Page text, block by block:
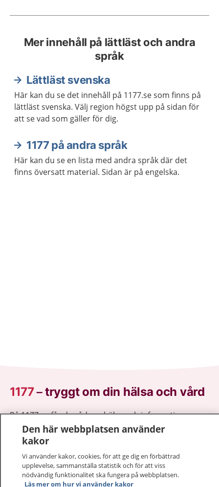
Mer innehåll på lättläst och andra
språk
Lättläst svenska
Här kan du se det innehåll på 1177.se som finns på
lättläst svenska. Välj region högst upp på sidan för
att se vad som gäller för dig.
1177 på andra språk
Här kan du se en lista med andra språk där det
finns översatt material. Sidan är på engelska.
1177–tryggt om din hälsa och vård
På 1177.se får du råd om hälsa och information om
sjukdomar och vilka mottagningar du kan kontakta.
Logga in för att läsa din journal och göra dina
sjukvårdsrådgivning dygnet runt.
1177 ger dig råd när du vill må bättre.
Den här webbplatsen använder
kakor
Vi använder kakor, cookies, för att ge dig en förbättrad
upplevelse, sammanställa statistik och för att viss
nödvändig funktionalitet ska fungera på webbplatsen.
Läs mer om hur vi använder kakor